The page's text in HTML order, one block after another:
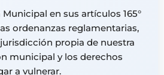
en sus artículos 165°
ordenanzas reglamentarias,
propia de nuestra
municipal y los derechos
a vulnerar.